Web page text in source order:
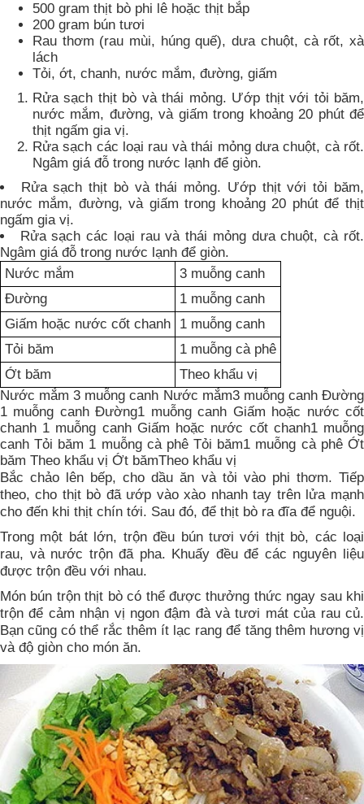
500 gram thịt bò phi lê hoặc thịt bắp
200 gram bún tươi
Rau thơm (rau mùi, húng quế), dưa chuột, cà rốt, xà
lách
Tỏi, ớt, chanh, nước mắm, đường, giấm
Rửa sạch thịt bò và thái mỏng. Ướp thịt với tỏi băm,
nước mắm, đường, và giấm trong khoảng 20 phút để
thịt ngấm gia vị.
Rửa sạch các loại rau và thái mỏng dưa chuột, cà rốt.
Ngâm giá đỗ trong nước lạnh để giòn.
Rửa sạch thịt bò và thái mỏng. Ướp thịt với tỏi băm,
nước mắm, đường, và giấm trong khoảng 20 phút để thịt
ngấm gia vị.
Rửa sạch các loại rau và thái mỏng dưa chuột, cà rốt.
Ngâm giá đỗ trong nước lạnh để giòn.
Nước mắm
3 muỗng canh
Đường
1 muỗng canh
Giấm hoặc nước cốt chanh
1 muỗng canh
Tỏi băm
1 muỗng cà phê
Ớt băm
Theo khẩu vị
Nước mắm 3 muỗng canh Nước mắm3 muỗng canh Đường
1 muỗng canh Đường1 muỗng canh Giấm hoặc nước cốt
chanh 1 muỗng canh Giấm hoặc nước cốt chanh1 muỗng
canh Tỏi băm 1 muỗng cà phê Tỏi băm1 muỗng cà phê Ớt
băm Theo khẩu vị Ớt bămTheo khẩu vị
Bắc chảo lên bếp, cho dầu ăn và tỏi vào phi thơm. Tiếp
theo, cho thịt bò đã ướp vào xào nhanh tay trên lửa mạnh
cho đến khi thịt chín tới. Sau đó, để thịt bò ra đĩa để nguội.
Trong một bát lớn, trộn đều bún tươi với thịt bò, các loại
rau, và nước trộn đã pha. Khuấy đều để các nguyên liệu
được trộn đều với nhau.
Món bún trộn thịt bò có thể được thưởng thức ngay sau khi
trộn để cảm nhận vị ngon đậm đà và tươi mát của rau củ.
Bạn cũng có thể rắc thêm ít lạc rang để tăng thêm hương vị
và độ giòn cho món ăn.